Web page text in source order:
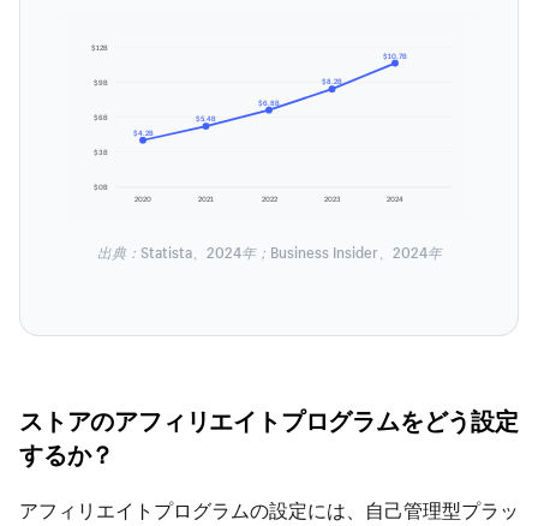
$0B
$3B
$6B
$9B
$12B
$4.2B
$5.4B
$6.8B
$8.2B
$10.7B
2020 2021 2022 2023 2024
出典：Statista、2024年；Business Insider、2024年
ストアのアフィリエイトプログラムをどう設定
するか？
アフィリエイトプログラムの設定には、自己管理型プラッ